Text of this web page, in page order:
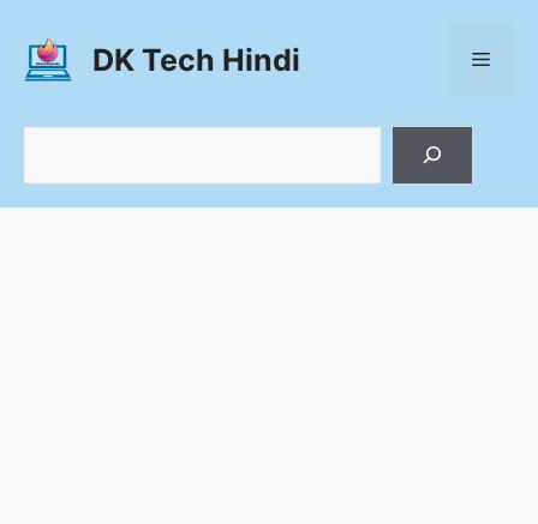
content
DK Tech Hindi Menu